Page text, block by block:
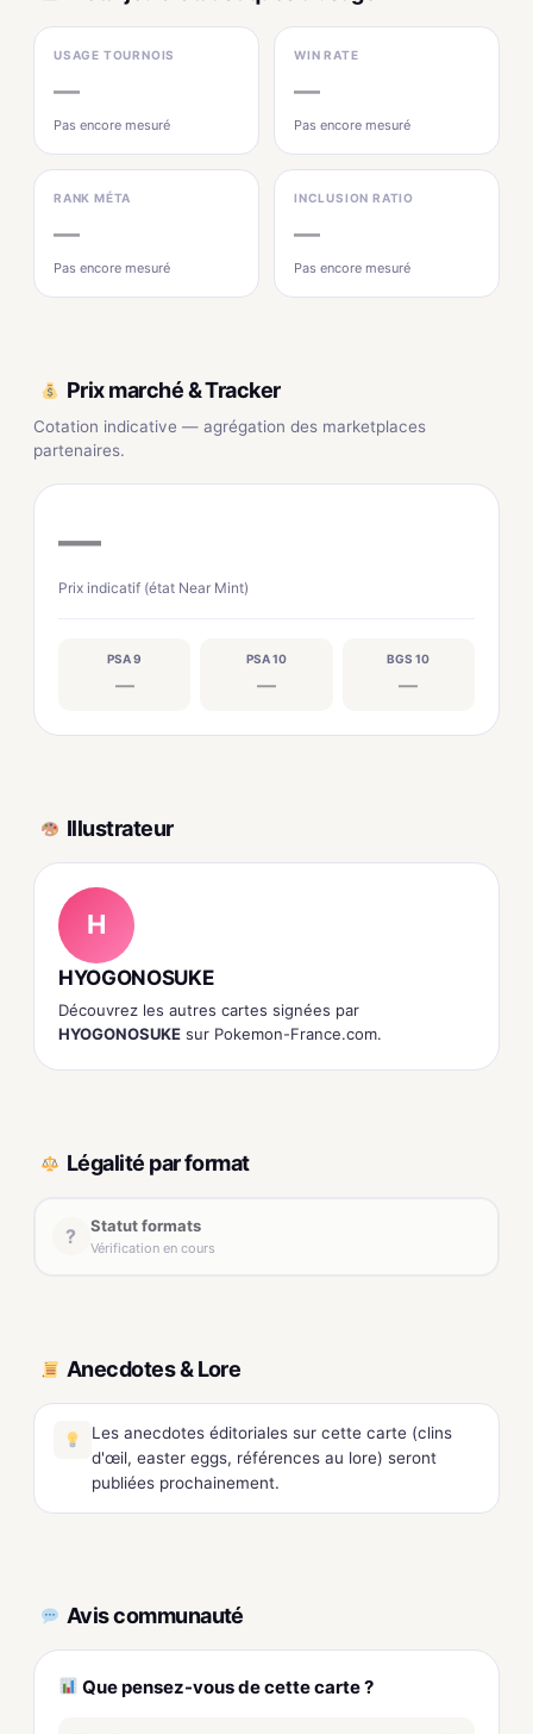
USAGE TOURNOIS
—
Pas encore mesuré
WIN RATE
—
Pas encore mesuré
RANK MÉTA
—
Pas encore mesuré
INCLUSION RATIO
—
Pas encore mesuré
Prix marché & Tracker
Cotation indicative — agrégation des marketplaces
partenaires.
—
Prix indicatif (état Near Mint)
PSA 9
—
PSA 10
—
BGS 10
—
Illustrateur
H
HYOGONOSUKE
Découvrez les autres cartes signées par
HYOGONOSUKE sur Pokemon-France.com.
Légalité par format
? Statut formats
Vérification en cours
Anecdotes & Lore
Les anecdotes éditoriales sur cette carte (clins
d'œil, easter eggs, références au lore) seront
publiées prochainement.
Avis communauté
Que pensez-vous de cette carte ?